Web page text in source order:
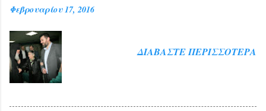
Φεβρουαρίου 17, 2016
ΔΙΑΒΆΣΤΕ ΠΕΡΙΣΣΌΤΕΡΑ